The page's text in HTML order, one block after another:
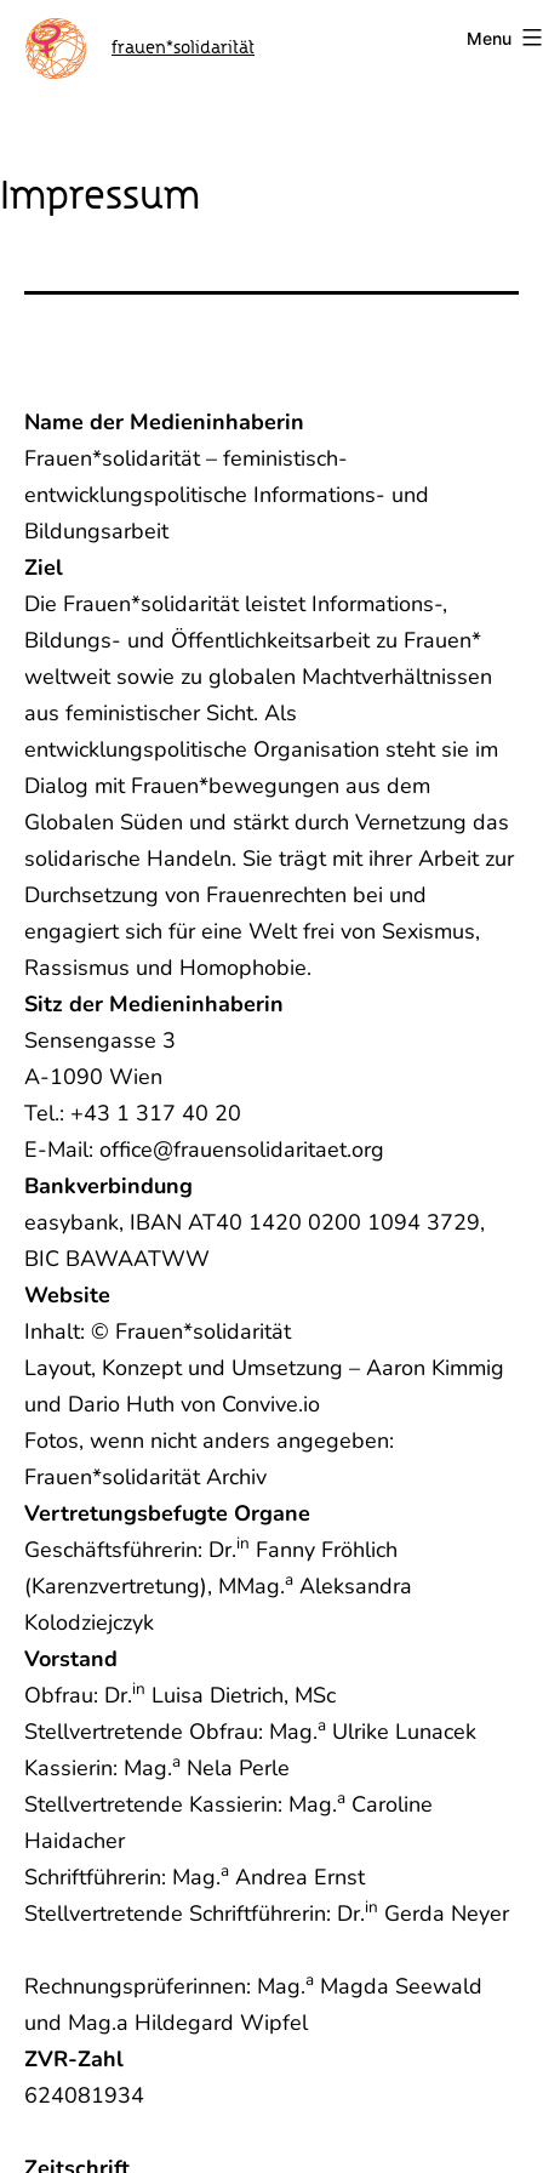
Skip
content
frauen*solidarität
Menu
Impressum
Name der Medieninhaberin
Frauen*solidarität – feministisch-
entwicklungspolitische Informations- und
Bildungsarbeit
Ziel
Die Frauen*solidarität leistet Informations-,
Bildungs- und Öffentlichkeitsarbeit zu Frauen*
weltweit sowie zu globalen Machtverhältnissen
aus feministischer Sicht. Als
entwicklungspolitische Organisation steht sie im
Dialog mit Frauen*bewegungen aus dem
Globalen Süden und stärkt durch Vernetzung das
solidarische Handeln. Sie trägt mit ihrer Arbeit zur
Durchsetzung von Frauenrechten bei und
engagiert sich für eine Welt frei von Sexismus,
Rassismus und Homophobie.
Sitz der Medieninhaberin
Sensengasse 3
A-1090 Wien
Tel.: +43 1 317 40 20
E-Mail: office@frauensolidaritaet.org
Bankverbindung
easybank, IBAN AT40 1420 0200 1094 3729,
BIC BAWAATWW
Website
Inhalt: © Frauen*solidarität
Layout, Konzept und Umsetzung – Aaron Kimmig
und Dario Huth von Convive.io
Fotos, wenn nicht anders angegeben:
Frauen*solidarität Archiv
Vertretungsbefugte Organe
Geschäftsführerin: Dr.in Fanny Fröhlich
(Karenzvertretung), MMag.a Aleksandra
Kolodziejczyk
Vorstand
Obfrau: Dr.in Luisa Dietrich, MSc
Stellvertretende Obfrau: Mag.a Ulrike Lunacek
Kassierin: Mag.a Nela Perle
Stellvertretende Kassierin: Mag.a Caroline
Haidacher
Schriftführerin: Mag.a Andrea Ernst
Stellvertretende Schriftführerin: Dr.in Gerda Neyer
Rechnungsprüferinnen: Mag.a Magda Seewald
und Mag.a Hildegard Wipfel
ZVR-Zahl
624081934